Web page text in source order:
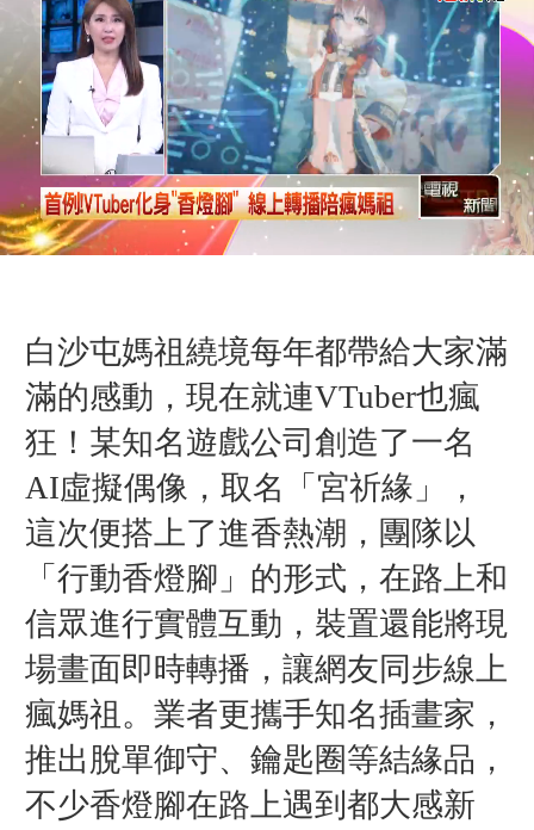
白沙屯媽祖繞境每年都帶給大家滿
滿的感動，現在就連VTuber也瘋
狂！某知名遊戲公司創造了一名
AI虛擬偶像，取名「宮祈緣」，
這次便搭上了進香熱潮，團隊以
「 行動香燈腳 」的形式，在路上和
信眾進行實體互動，裝置還能將現
場畫面即時轉播，讓網友同步線上
瘋媽祖。業者更攜手知名插畫家，
推出脫單御守、鑰匙圈等結緣品，
不少香燈腳在路上遇到都大感新